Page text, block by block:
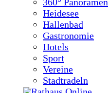
Heidesee
Hallenbad
Gastronomie
Hotels
Sport
Vereine
Stadtradeln